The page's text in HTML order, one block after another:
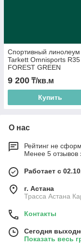
Спортивный линолеум
Tarkett Omnisports R35
FOREST GREEN
9 200 ₸/кв.м
Купить
О нас
Рейтинг не
Менее 5 отзывов
Работает с
г. Астана
Трасса Астана
Контакты
Сегодня
Показать весь